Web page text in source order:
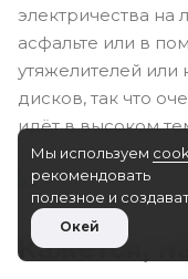
электричества на
асфальте или в
утяжелителей или
дисков, так что
идёт в высоком
Кажется,
Мы используем
рекомендовать
полезное и
Окей